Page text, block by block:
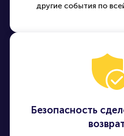
другие события по
Безопасность